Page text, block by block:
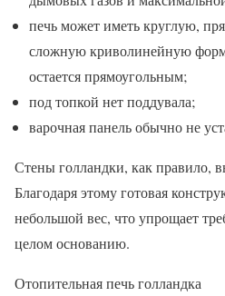
печь может иметь круглую,
сложную криволинейную
остается прямоугольным;
под топкой нет поддувала;
варочная панель обычно не
Стены голландки, как правило,
Благодаря этому готовая
небольшой вес, что упрощает
целом основанию.
Отопительная печь голландка